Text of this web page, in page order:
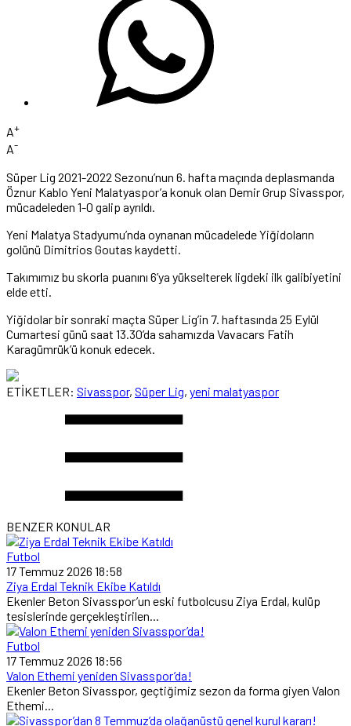
A+
A-
Süper Lig 2021-2022 Sezonu’nun 6. hafta maçında deplasmanda
Öznur Kablo Yeni Malatyaspor’a konuk olan Demir Grup Sivasspor,
mücadeleden 1-0 galip ayrıldı.
Yeni Malatya Stadyumu’nda oynanan mücadelede Yiğidoların
golünü Dimitrios Goutas kaydetti.
Takımımız bu skorla puanını 6’ya yükselterek ligdeki ilk galibiyetini
elde etti.
Yiğidolar bir sonraki maçta Süper Lig’in 7. haftasında 25 Eylül
Cumartesi günü saat 13.30’da sahamızda Vavacars Fatih
Karagümrük’ü konuk edecek.
ETİKETLER: Sivasspor, Süper Lig, yeni malatyaspor
BENZER KONULAR
Futbol
17 Temmuz 2026 18:58
Ziya Erdal Teknik Ekibe Katıldı
Ekenler Beton Sivasspor’un eski futbolcusu Ziya Erdal, kulüp
tesislerinde gerçekleştirilen...
Futbol
17 Temmuz 2026 18:56
Valon Ethemi yeniden Sivasspor’da!
Ekenler Beton Sivasspor, geçtiğimiz sezon da forma giyen Valon
Ethemi...